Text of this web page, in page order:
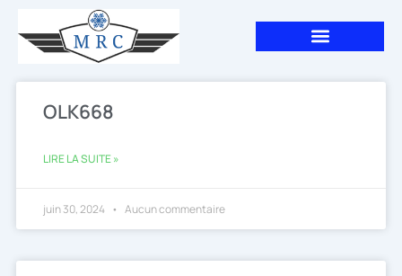
contenu
OLK668
LIRE LA SUITE »
juin 30, 2024 Aucun commentaire